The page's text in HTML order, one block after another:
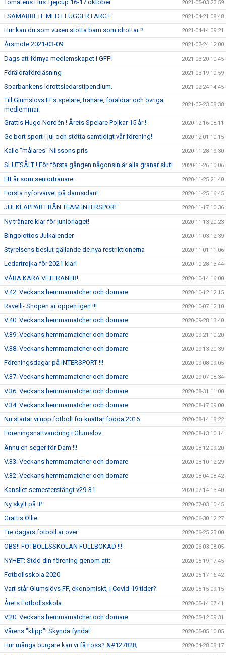
Tomatens Hus Tjejcup 16-17 oktober 2021-05-03 23:59
I SAMARBETE MED FLÜGGER FÄRG ! 2021-04-21 08:48
Hur kan du som vuxen stötta barn som idrottar ? 2021-04-14 09:21
Årsmöte 2021-03-09 2021-03-24 12:00
Dags att förnya medlemskapet i GFF! 2021-03-20 10:45
Föräldraföreläsning 2021-03-19 10:59
Sparbankens Idrottsledarstipendium. 2021-02-24 14:45
Till Glumslövs FFs spelare, tränare, föräldrar och övriga
medlemmar.
2021-02-23 08:38
Grattis Hugo Nordén ! Årets Spelare Pojkar 15 år ! 2020-12-16 08:11
Ge bort sport i jul och stötta samtidigt vår förening! 2020-12-01 10:15
Kalle "målares" Nilssons pris 2020-11-28 19:30
SLUTSÅLT ! För första gången någonsin är alla granar slut! 2020-11-26 10:06
Ett år som seniortränare 2020-11-25 21:40
Första nyförvärvet på damsidan! 2020-11-25 16:45
JULKLAPPAR FRÅN TEAM INTERSPORT 2020-11-17 10:36
Ny tränare klar för juniorlaget! 2020-11-13 20:23
Bingolottos Julkalender 2020-11-03 12:39
Styrelsens beslut gällande de nya restriktionerna 2020-11-01 11:06
Ledartrojka för 2021 klar! 2020-10-28 13:44
VÅRA KÄRA VETERANER! 2020-10-14 16:00
V.42: Veckans hemmamatcher och domare 2020-10-12 12:15
Ravelli- Shopen är öppen igen !!! 2020-10-07 12:10
V.40: Veckans hemmamatcher och domare 2020-09-28 13:40
V.39: Veckans hemmamatcher och domare 2020-09-21 10:20
V.38: Veckans hemmamatcher och domare 2020-09-13 20:39
Föreningsdagar på INTERSPORT !!! 2020-09-08 09:05
V.37: Veckans hemmamatcher och domare 2020-09-07 08:34
V.36: Veckans hemmamatcher och domare 2020-08-31 11:00
V.34: Veckans hemmamatcher och domare 2020-08-17 09:00
Nu startar vi upp fotboll för knattar födda 2016 2020-08-14 18:22
Föreningsnattvandring i Glumslöv 2020-08-13 10:14
Ännu en seger för Dam !!! 2020-08-12 09:20
V.33: Veckans hemmamatcher och domare 2020-08-10 12:29
V.32: Veckans hemmamatcher och domare 2020-08-04 08:42
Kansliet semesterstängt v29-31 2020-07-14 13:40
Ny skylt på IP 2020-07-03 10:45
Grattis Ollie 2020-06-30 12:27
Tre dagars fotboll är över 2020-06-25 23:00
OBS!! FOTBOLLSSKOLAN FULLBOKAD !!! 2020-06-03 08:05
NYHET: Stöd din förening genom att: 2020-05-19 17:45
Fotbollsskola 2020 2020-05-17 16:42
Vart står Glumslövs FF, ekonomiskt, i Covid-19 tider? 2020-05-15 09:15
Årets Fotbollsskola 2020-05-14 07:41
V.20: Veckans hemmamatcher och domare 2020-05-12 09:31
Vårens "klipp"! Skynda fynda! 2020-05-05 10:05
Hur många burgare kan vi få i oss? &#127828; 2020-04-28 08:17